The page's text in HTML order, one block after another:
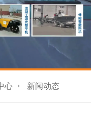
心 新闻动态